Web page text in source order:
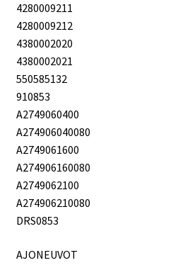
4280009211
4280009212
4380002020
4380002021
550585132
910853
A2749060400
A274906040080
A2749061600
A274906160080
A2749062100
A274906210080
DRS0853
AJONEUVOT